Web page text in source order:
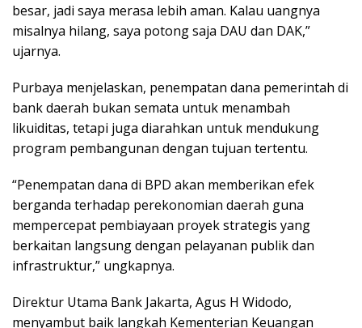
besar, jadi saya merasa lebih aman. Kalau uangnya
misalnya hilang, saya potong saja DAU dan DAK,”
ujarnya.
Purbaya menjelaskan, penempatan dana pemerintah di
bank daerah bukan semata untuk menambah
likuiditas, tetapi juga diarahkan untuk mendukung
program pembangunan dengan tujuan tertentu.
“Penempatan dana di BPD akan memberikan efek
berganda terhadap perekonomian daerah guna
mempercepat pembiayaan proyek strategis yang
berkaitan langsung dengan pelayanan publik dan
infrastruktur,” ungkapnya.
Direktur Utama Bank Jakarta, Agus H Widodo,
menyambut baik langkah Kementerian Keuangan